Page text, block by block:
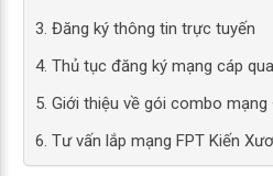
3. Đăng ký thông tin trực tuyến
4. Thủ tục đăng ký mạng cáp
5. Giới thiệu về gói combo mạng
6. Tư vấn lắp mạng FPT Kiến